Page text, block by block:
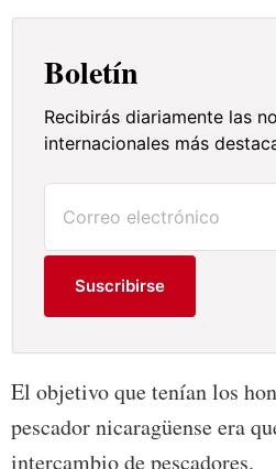
Boletín
Recibirás diariamente las
internacionales más
Suscribirse
El objetivo que tenían los
pescador nicaragüense era
intercambio de pescadores.